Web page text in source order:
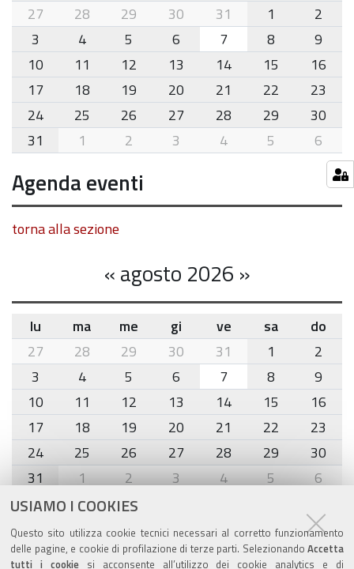
USIAMO I COOKIES
Questo sito utilizza cookie tecnici necessari al corretto funzionamento
delle pagine, e cookie di profilazione di terze parti. Selezionando Accetta
tutti i cookiesi acconsente all’utilizzo dei cookie analytics e di
month-
8
27
28 29 30 31 1
2
3
4 5 6 7 8
9
10
11 12 13 14 15
16
17
18 19 20 21 22
23
24
25 26 27 28 29
30
31
1 2 3 4 5 6
Agenda eventi
torna alla sezione
«agosto 2026 »
month-
8
lu ma me gi ve sa
do
27
28 29 30 31 1
2
3
4 5 6 7 8
9
10
11 12 13 14 15
16
17
18 19 20 21 22
23
24
25 26 27 28 29
30
31
1 2 3 4 5 6
Agenda eventi